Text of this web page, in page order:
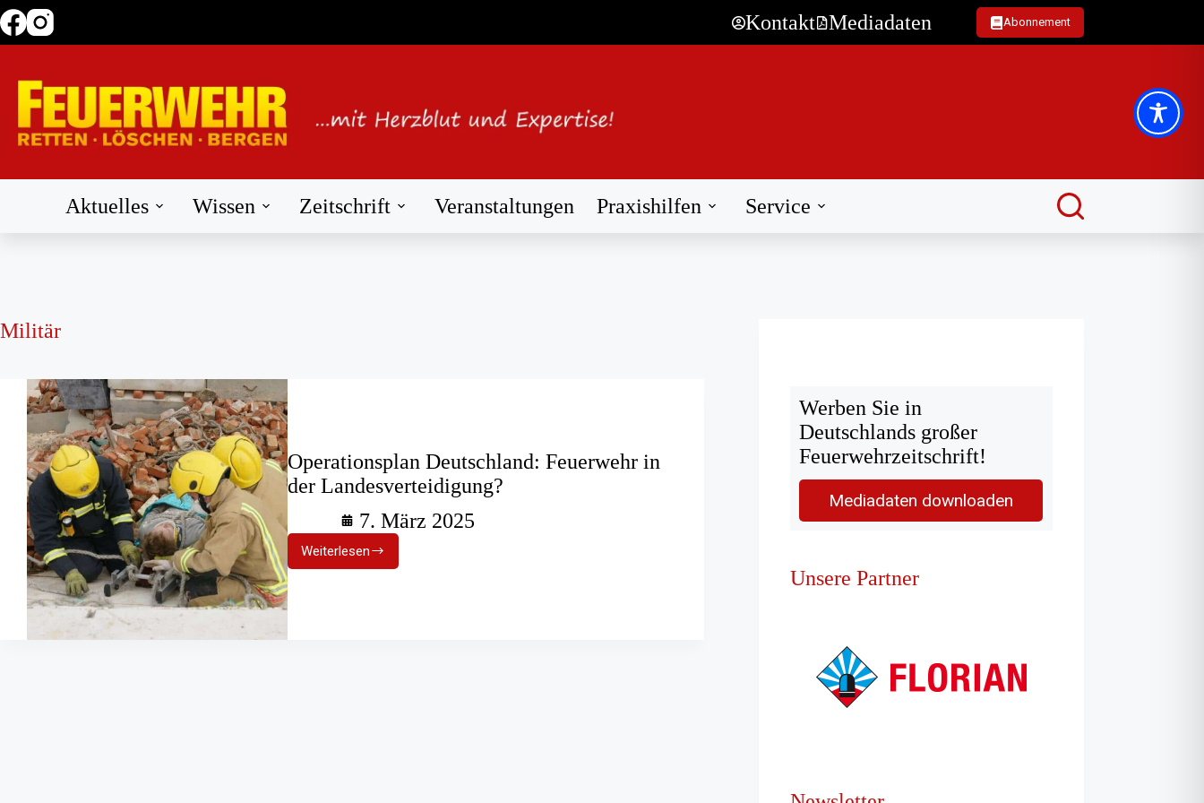
Zum
Inhalt
Kontakt Mediadaten Abonnement
Aktuelles Wissen Zeitschrift Veranstaltungen Praxishilfen Service
Militär
Operationsplan Deutschland: Feuerwehr in
der Landesverteidigung?
7. März 2025
WeiterlesenOperationsplan
Deutschland:
Werben Sie in
Deutschlands großer
Feuerwehrzeitschrift!
Mediadaten downloaden
Unsere Partner